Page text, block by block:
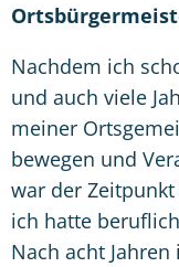
Nachdem ich
und auch viele
meiner
bewegen und
war der
ich hatte
Nach acht